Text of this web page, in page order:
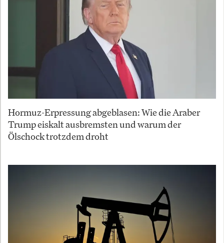
Hormuz-Erpressung abgeblasen: Wie die Araber
Trump eiskalt ausbremsten und warum der
Ölschock trotzdem droht